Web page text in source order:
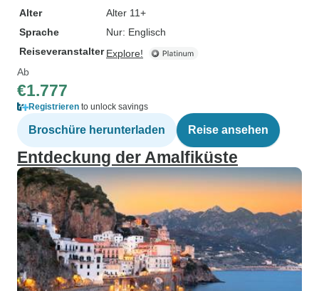
Alter
Alter 11+
Sprache
Nur: Englisch
Reiseveranstalter Explore!
Ab
€1.777
Registrieren to unlock savings
Broschüre herunterladen Reise ansehen
Entdeckung der Amalfiküste